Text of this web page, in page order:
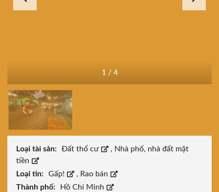
1 / 4
Loại tài sản: Đất thổ cư , Nhà phố, nhà đất mặt
tiền
Loại tin:
Gấp! , Rao bán
Thành phố:
Hồ Chí Minh